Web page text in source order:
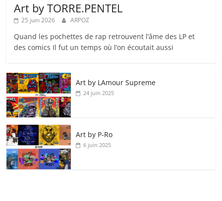
Art by TORRE.PENTEL
25 juin 2026 ARPOZ
Quand les pochettes de rap retrouvent l’âme des LP et
des comics Il fut un temps où l’on écoutait aussi
Art by LAmour Supreme
24 juin 2025
Art by P‑Ro
6 juin 2025